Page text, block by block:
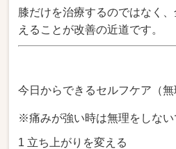
膝だけを治療するのではなく
えることが改善の近道です。
今日からできるセルフケア（無
※痛みが強い時は無理をしない
1 立ち上がりを変える